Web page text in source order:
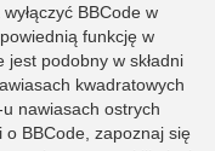
BBCode w
funkcję w
podobny w składni
kwadratowych
nawiasach ostrych
o BBCode, zapoznaj się